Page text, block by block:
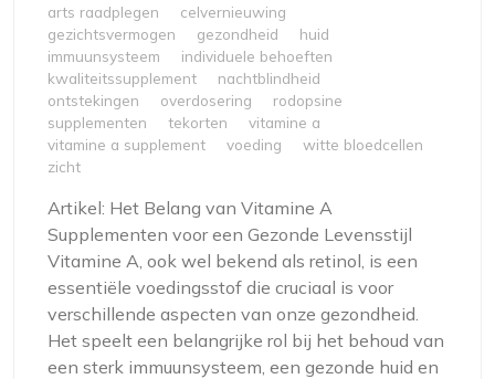
arts raadplegen
celvernieuwing
gezichtsvermogen
gezondheid
huid
immuunsysteem
individuele behoeften
kwaliteitssupplement
nachtblindheid
ontstekingen
overdosering
rodopsine
supplementen
tekorten
vitamine a
vitamine a supplement
voeding
witte bloedcellen
zicht
Artikel: Het Belang van Vitamine A
Supplementen voor een Gezonde Levensstijl
Vitamine A, ook wel bekend als retinol, is een
essentiële voedingsstof die cruciaal is voor
verschillende aspecten van onze gezondheid.
Het speelt een belangrijke rol bij het behoud van
een sterk immuunsysteem, een gezonde huid en